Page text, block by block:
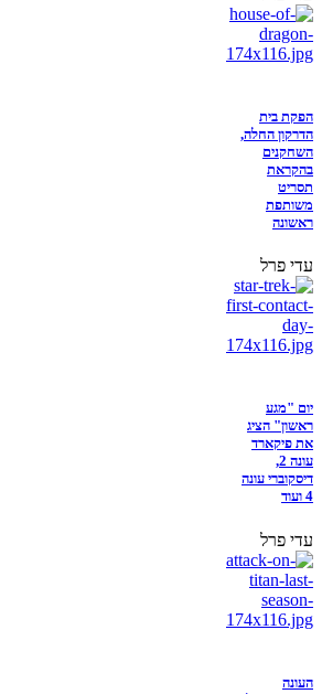
הפקת בית
הדרקון החלה,
השחקנים
בהקראת
תסריט
משותפת
ראשונה
עדי פרל
יום "מגע
ראשון" הציג
את פיקארד
עונה 2,
דיסקוברי עונה
4 ועוד
עדי פרל
העונה